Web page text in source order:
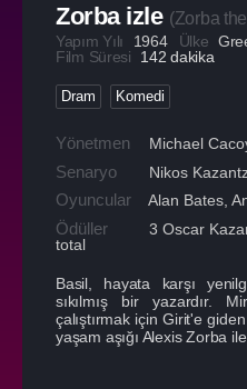
Zorba izle (Zorba
Yapım Yılı 1964 Ülke
Film Süresi
142 dakika
Dram Komedi
Yönetmen Michael
Senaryo Nikos
Oyuncular Alan Bates
Ödüller
3 Oscar
total
Basil, hayata karşı
sıkılmış bir yazardır.
çalıştırmak için Girit'e
yaşam aşığı Alexis Zorba